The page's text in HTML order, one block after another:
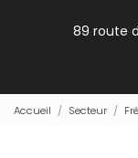
89 route
Accueil Secteur